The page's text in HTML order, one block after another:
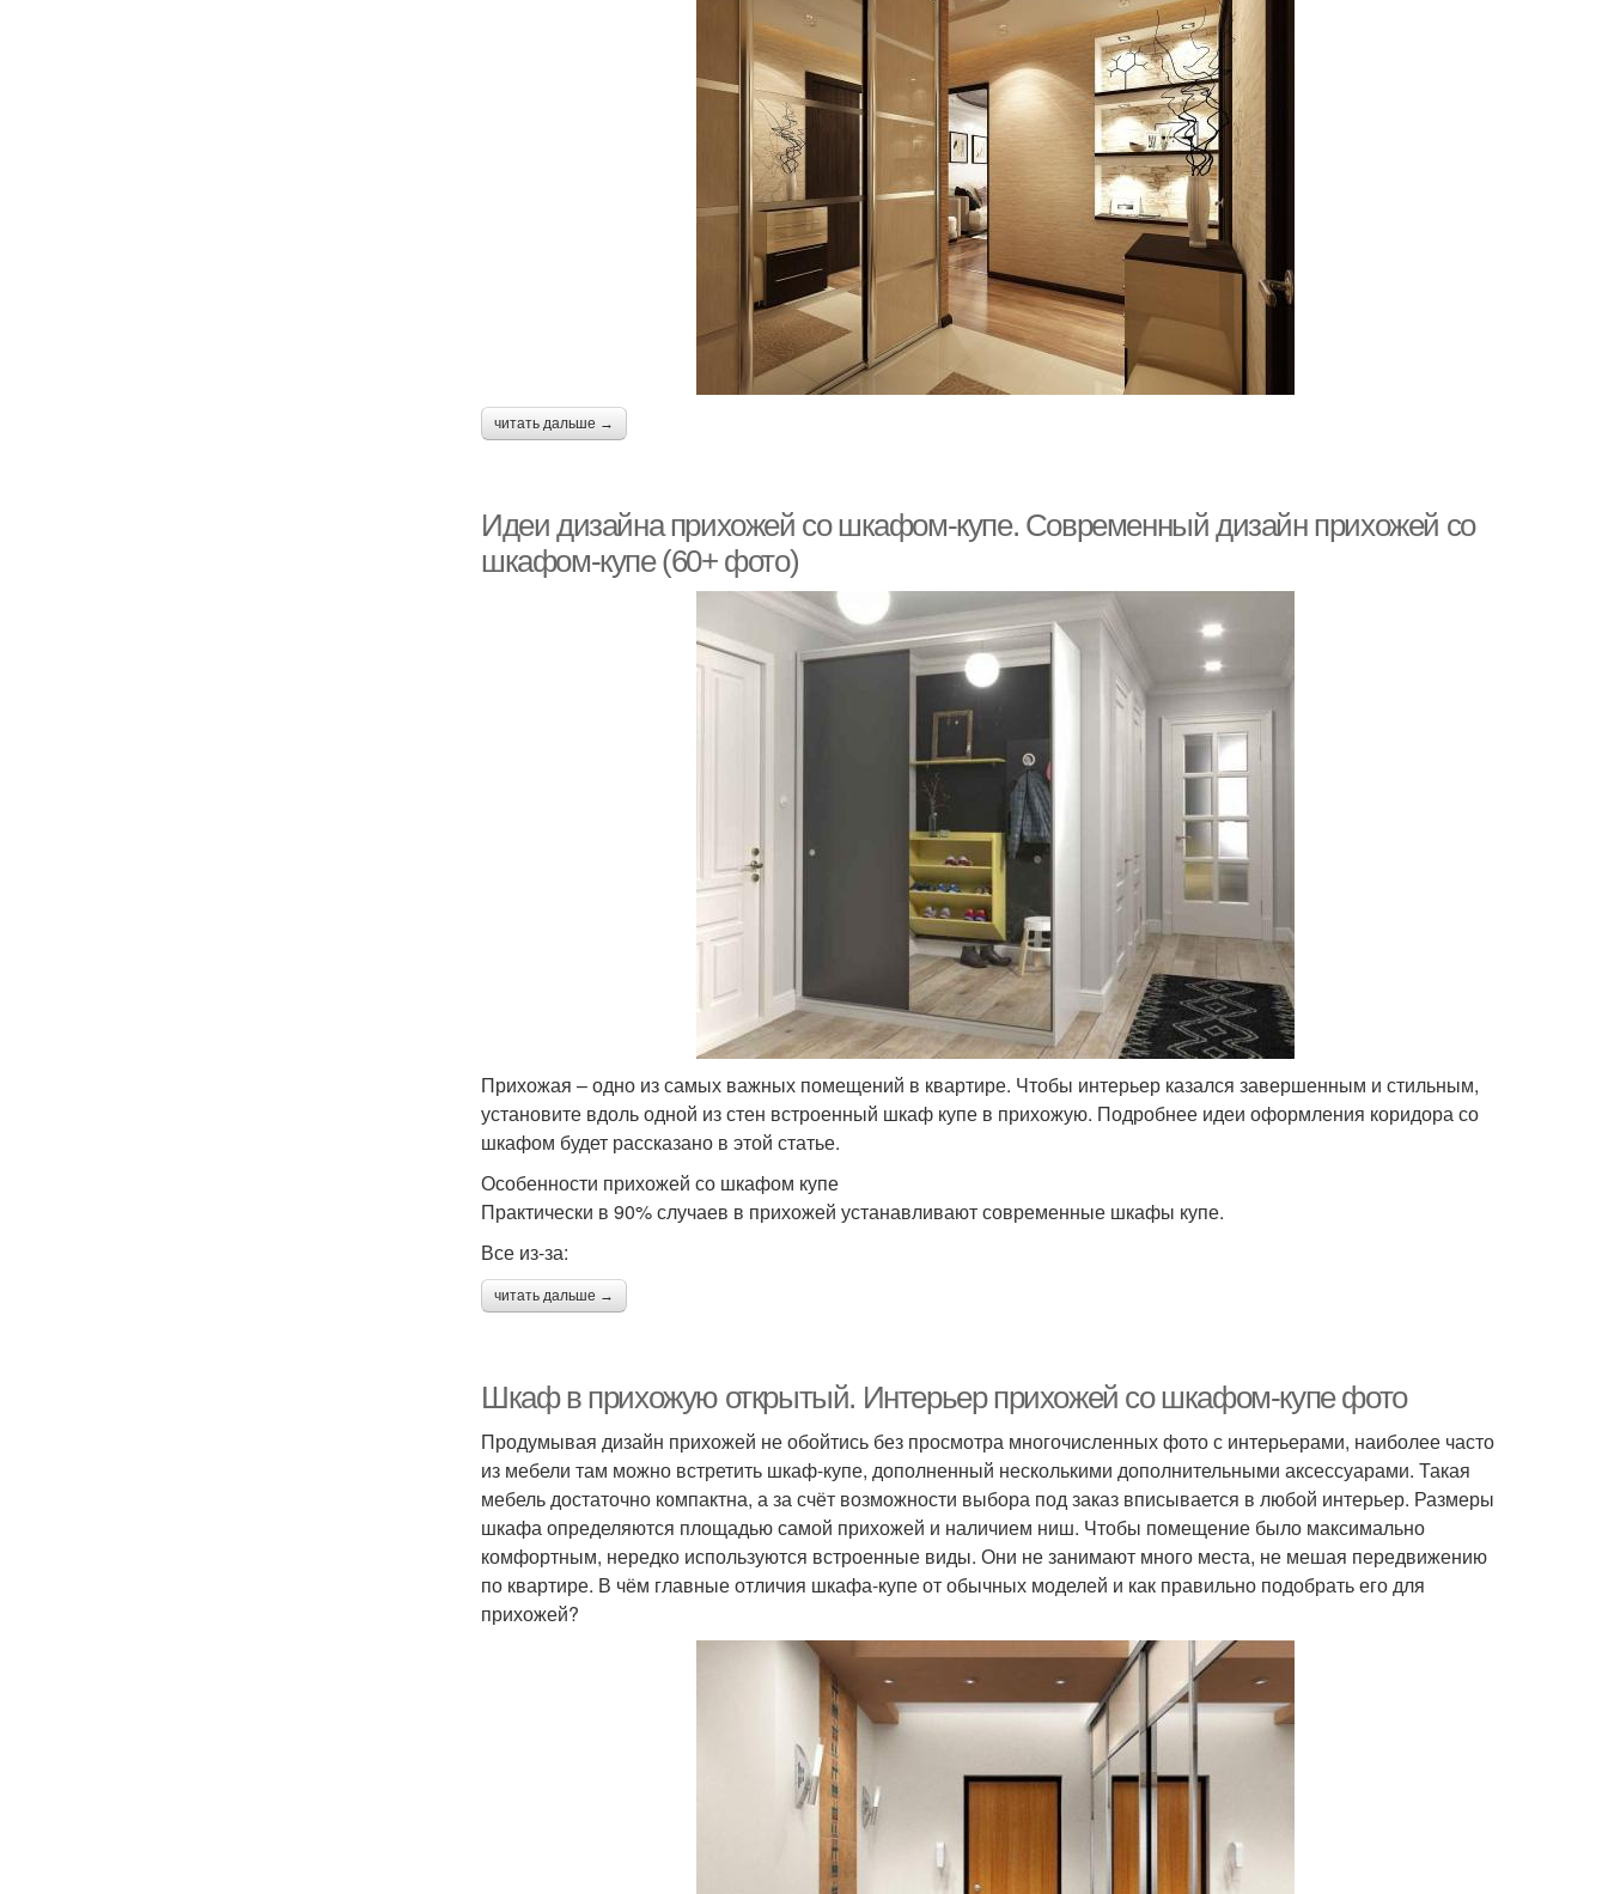
читать дальше →
Идеи дизайна прихожей со шкафом-купе. Современный дизайн прихожей со
шкафом-купе (60+ фото)
Прихожая – одно из самых важных помещений в квартире. Чтобы интерьер казался завершенным и стильным,
установите вдоль одной из стен встроенный шкаф купе в прихожую. Подробнее идеи оформления коридора со
шкафом будет рассказано в этой статье.
Особенности прихожей со шкафом купе
Практически в 90% случаев в прихожей устанавливают современные шкафы купе.
Все из-за:
читать дальше →
Шкаф в прихожую открытый. Интерьер прихожей со шкафом-купе фото
Продумывая дизайн прихожей не обойтись без просмотра многочисленных фото с интерьерами, наиболее часто
из мебели там можно встретить шкаф-купе, дополненный несколькими дополнительными аксессуарами. Такая
мебель достаточно компактна, а за счёт возможности выбора под заказ вписывается в любой интерьер. Размеры
шкафа определяются площадью самой прихожей и наличием ниш. Чтобы помещение было максимально
комфортным, нередко используются встроенные виды. Они не занимают много места, не мешая передвижению
по квартире. В чём главные отличия шкафа-купе от обычных моделей и как правильно подобрать его для
прихожей?